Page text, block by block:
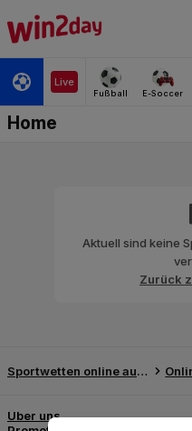
Aktuell sind keine
Zurück